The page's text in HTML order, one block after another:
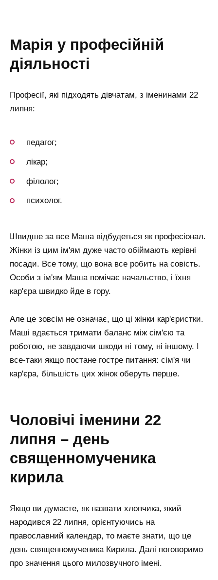
марія у професійній
діяльності
Професії, які підходять дівчатам, з іменинами 22
липня:
педагог;
лікар;
філолог;
психолог.
Швидше за все Маша відбудеться як професіонал.
Жінки із цим ім'ям дуже часто обіймають керівні
посади. Все тому, що вона все робить на совість.
Особи з ім'ям Маша помічає начальство, і їхня
кар'єра швидко йде в гору.
Але це зовсім не означає, що ці жінки кар'єристки.
Маші вдається тримати баланс між сім'єю та
роботою, не завдаючи шкоди ні тому, ні іншому. І
все-таки якщо постане гостре питання: сім'я чи
кар'єра, більшість цих жінок оберуть перше.
чоловічі іменини 22
липня – день
священномученика
кирила
Якщо ви думаєте, як назвати хлопчика, який
народився 22 липня, орієнтуючись на
православний календар, то маєте знати, що це
день священномученика Кирила. Далі поговоримо
про значення цього милозвучного імені.